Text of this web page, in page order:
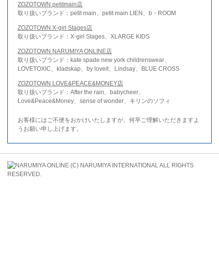
ZOZOTOWN petitmain店
取り扱いブランド：petit main、petit main LIEN、b・ROOM
ZOZOTOWN X-girl Stages店
取り扱いブランド：X-girl Stages、XLARGE KIDS
ZOZOTOWN NARUMIYA ONLINE店
取り扱いブランド：kate spade new york childrenswear、
LOVETOXIC、kladskap、by loveit、Lindsay、BLUE CROSS
ZOZOTOWN LOVE&PEACE&MONEY店
取り扱いブランド：After the rain、babycheer、
Love&Peace&Money、sense of wonder、キリンのソフィ
お客様にはご不便をおかけいたしますが、何卒ご理解いただきますよ
うお願い申し上げます。